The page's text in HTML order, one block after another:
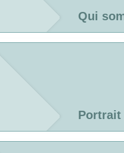
Qui
Portrait